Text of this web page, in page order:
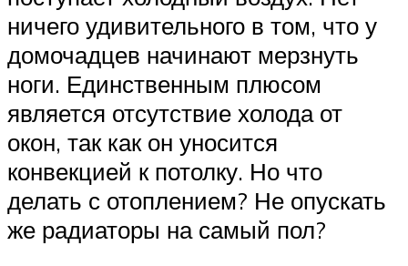
ничего удивительного в том, что у
домочадцев начинают мерзнуть
ноги. Единственным плюсом
является отсутствие холода от
окон, так как он уносится
конвекцией к потолку. Но что
делать с отоплением? Не опускать
же радиаторы на самый пол?